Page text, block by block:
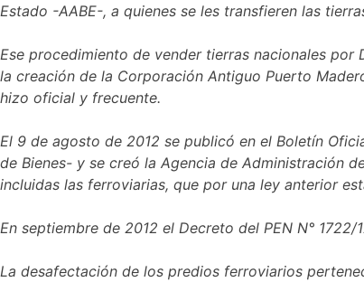
Estado -AABE-, a quienes se les transfieren las
Ese procedimiento de vender tierras nacionales
la creación de la Corporación Antiguo Puerto
hizo oficial y frecuente.
El 9 de agosto de 2012 se publicó en el Boletín
de Bienes- y se creó la Agencia de Administración
incluidas las ferroviarias, que por una ley anterior
En septiembre de 2012 el Decreto del PEN N°
La desafectación de los predios ferroviarios